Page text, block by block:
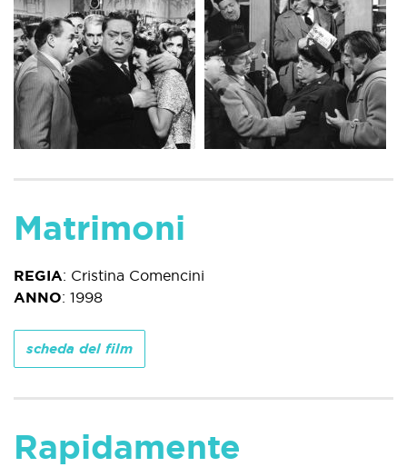
Matrimoni
REGIA: Cristina Comencini
ANNO: 1998
scheda del film
Rapidamente